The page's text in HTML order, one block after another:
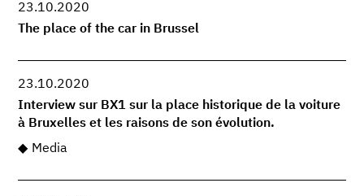
23.10.2020
The place of the car in Brussel
23.10.2020
Interview sur BX1 sur la place historique de la voiture
à Bruxelles et les raisons de son évolution.
Media